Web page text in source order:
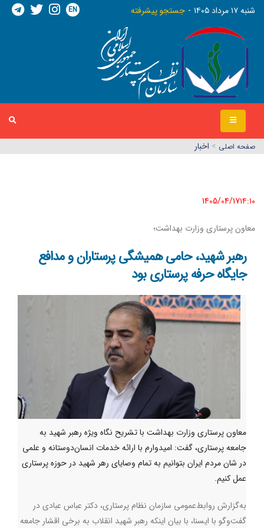
شنبه ١٧ مرداد ١٤٠٥ جستجو پیشرفته EN
صفحه اصلي > اخبار
1405/04/17١٤:١٠
معاون پرستاری وزارت بهداشت؛
رهبر شهید، حامی همیشگی پرستاران و مدافع
جایگاه حرفه پرستاری بود
معاون پرستاری وزارت بهداشت با تشریح نگاه ویژه رهبر شهید به
جامعه پرستاری، گفت: امیدوارم با ارائه خدمات انسان‌دوستانه و علمی
در شان مردم ایران بتوانیم به تمام وصایای رهر شهید در حوزه پرستاری
عمل کنیم.
به‌گزارش روابط‌عمومی سازمان نظام پرستاری، دکتر عباس عبادی در
گفت‌وگو با ایسنا، با بیان اینکه رهبر شهید انقلاب به برخی اقشار جامعه